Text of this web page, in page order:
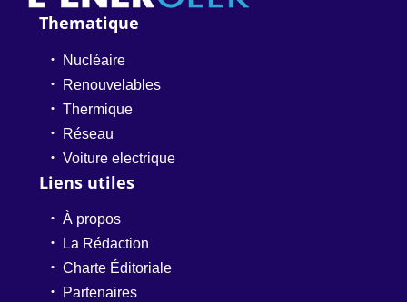
Thematique
Nucléaire
Renouvelables
Thermique
Réseau
Voiture electrique
Liens utiles
À propos
La Rédaction
Charte Éditoriale
Partenaires